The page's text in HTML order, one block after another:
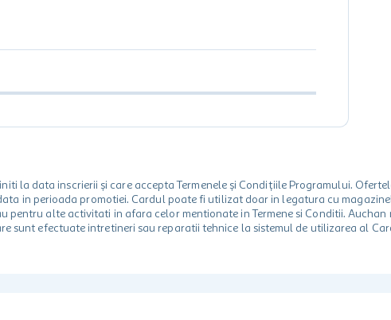
la data inscrierii și care accepta Termenele și Condițiile Programului.
in perioada promotiei. Cardul poate fi utilizat doar in legatura cu
alte activitati in afara celor mentionate in Termene si Conditii. Auchan
sunt efectuate intretineri sau reparatii tehnice la sistemul de utilizarea al